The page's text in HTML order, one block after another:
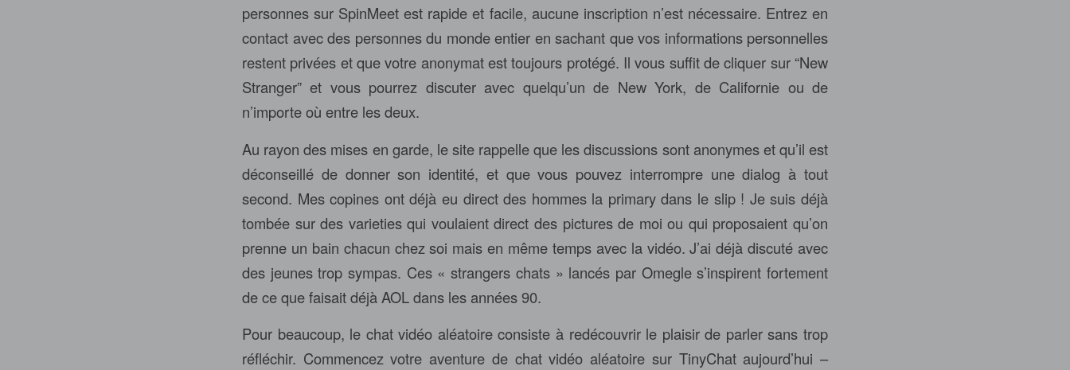
personnes sur SpinMeet est rapide et facile, aucune inscription n’est nécessaire. Entrez en
contact avec des personnes du monde entier en sachant que vos informations personnelles
restent privées et que votre anonymat est toujours protégé. Il vous suffit de cliquer sur “New
Stranger” et vous pourrez discuter avec quelqu’un de New York, de Californie ou de
n’importe où entre les deux.
Au rayon des mises en garde, le site rappelle que les discussions sont anonymes et qu’il est
déconseillé de donner son identité, et que vous pouvez interrompre une dialog à tout
second. Mes copines ont déjà eu direct des hommes la primary dans le slip ! Je suis déjà
tombée sur des varieties qui voulaient direct des pictures de moi ou qui proposaient qu’on
prenne un bain chacun chez soi mais en même temps avec la vidéo. J’ai déjà discuté avec
des jeunes trop sympas. Ces « strangers chats » lancés par Omegle s’inspirent fortement
de ce que faisait déjà AOL dans les années 90.
Pour beaucoup, le chat vidéo aléatoire consiste à redécouvrir le plaisir de parler sans trop
réfléchir. Commencez votre aventure de chat vidéo aléatoire sur TinyChat aujourd’hui –